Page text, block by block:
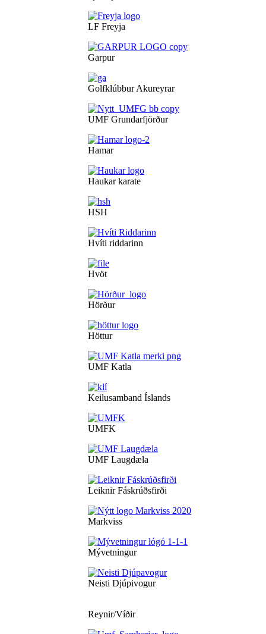
LF Freyja
Garpur
Golfklúbbur Akureyrar
UMF Grundarfjörður
Hamar
Haukar karate
HSH
Hvíti riddarinn
Hvöt
Hörður
Höttur
UMF Katla
Keilusamband Íslands
UMFK
UMF Laugdæla
Leiknir Fáskrúðsfirði
Markviss
Mývetningur
Neisti Djúpivogur
Reynir/Víðir